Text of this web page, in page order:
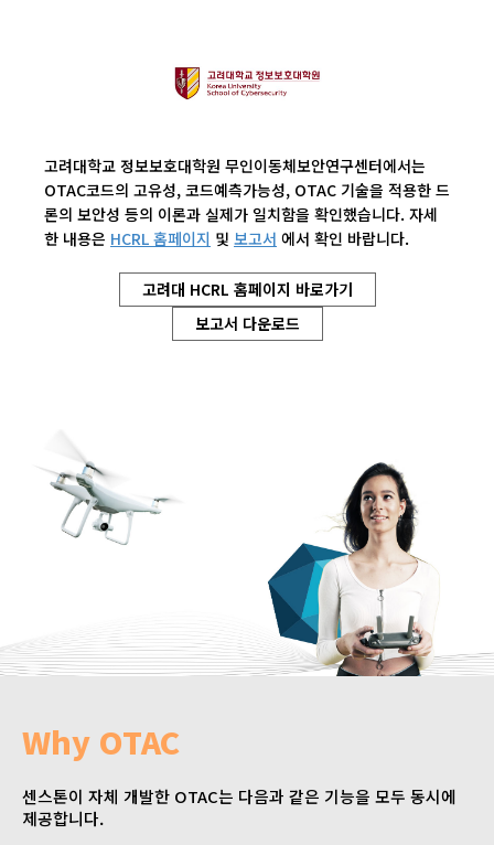
고려대학교 정보보호대학원 무인이동체보안연구센터에서는
OTAC코드의 고유성, 코드예측가능성, OTAC 기술을 적용한 드
론의 보안성 등의 이론과 실제가 일치함을 확인했습니다. 자세
한 내용은 HCRL 홈페이지 및 보고서 에서 확인 바랍니다.
고려대 HCRL 홈페이지 바로가기
보고서 다운로드
Why OTAC
센스톤이 자체 개발한 OTAC는 다음과 같은 기능을 모두 동시에
제공합니다.